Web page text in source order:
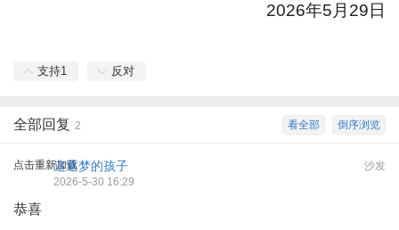
2026年5月29日
支持1 反对
倒序浏览
看全部
全部回复 2
点击重新加载 沙发
追逐梦的孩子
2026-5-30 16:29
恭喜